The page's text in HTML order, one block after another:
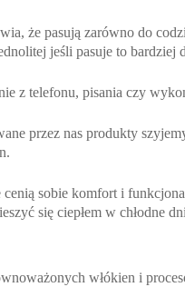
że pasują zarówno do
jeśli pasuje to bardziej
z telefonu, pisania czy
przez nas produkty
sobie komfort i
się ciepłem w chłodne
włókien i